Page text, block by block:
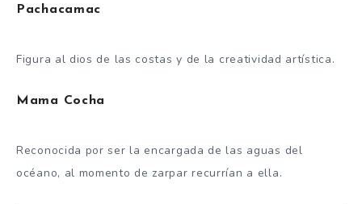
Pachacamac
Figura al dios de las costas y de la creatividad artística.
Mama Cocha
Reconocida por ser la encargada de las aguas del
océano, al momento de zarpar recurrían a ella.